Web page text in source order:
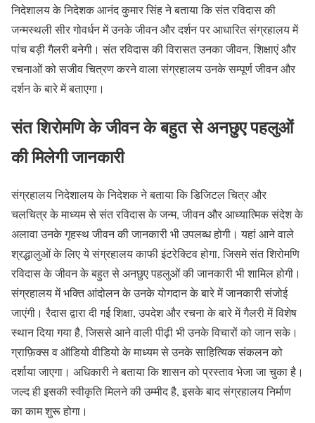
निदेशालय के निदेशक आनंद कुमार सिंह ने बताया कि संत रविदास की
जन्मस्थली सीर गोवर्धन में उनके जीवन और दर्शन पर आधारित संग्रहालय में
पांच बड़ी गैलरी बनेगी। संत रविदास की विरासत उनका जीवन, शिक्षाएं और
रचनाओं को सजीव चित्रण करने वाला संग्रहालय उनके सम्पूर्ण जीवन और
दर्शन के बारे में बताएगा।
संत शिरोमणि के जीवन के बहुत से अनछुए पहलुओं
की मिलेगी जानकारी
संग्रहालय निदेशालय के निदेशक ने बताया कि डिजिटल चित्र और
चलचित्र के माध्यम से संत रविदास के जन्म, जीवन और आध्यात्मिक संदेश के
अलावा उनके गृहस्थ जीवन की जानकारी भी उपलब्ध होगी। यहां आने वाले
श्रद्धालुओं के लिए ये संग्रहालय काफी इंटरेक्टिव होगा, जिसमे संत शिरोमणि
रविदास के जीवन के बहुत से अनछुए पहलुओं की जानकारी भी शामिल होगी।
संग्रहालय में भक्ति आंदोलन के उनके योगदान के बारे में जानकारी संजोई
जाएंगी। रैदास द्वारा दी गई शिक्षा, उपदेश और रचना के बारे में गैलरी में विशेष
स्थान दिया गया है, जिससे आने वाली पीढ़ी भी उनके विचारों को जान सके।
ग्राफ़िक्स व ऑडियो वीडियो के माध्यम से उनके साहित्यिक संकलन को
दर्शाया जाएगा। अधिकारी ने बताया कि शासन को प्रस्ताव भेजा जा चुका है।
जल्द ही इसकी स्वीकृति मिलने की उम्मीद है, इसके बाद संग्रहालय निर्माण
का काम शुरू होगा।